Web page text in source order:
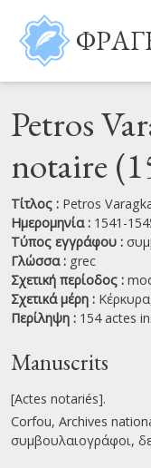
Παράκαμψη προς το
Petros
notaire
Τίτλος : Petros
Ημερομηνία : 1541-
Τύπος εγγράφου :
Γλώσσα : grec
Σχετική περίοδος :
Σχετικά μέρη :
Περίληψη : 154 actes
Manuscrits
[Actes notariés].
Corfou, Archives
συμβουλαιογράφοι,